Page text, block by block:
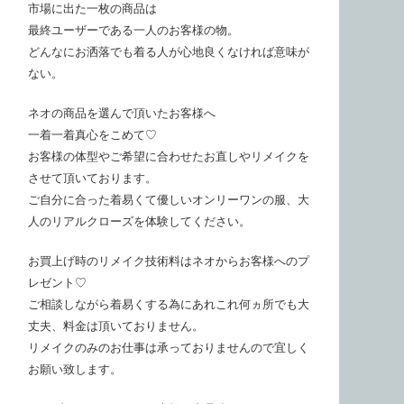
市場に出た一枚の商品は
最終ユーザーである一人のお客様の物。
どんなにお洒落でも着る人が心地良くなければ意味が
ない。
ネオの商品を選んで頂いたお客様へ
一着一着真心をこめて♡
お客様の体型やご希望に合わせたお直しやリメイクを
させて頂いております。
ご自分に合った着易くて優しいオンリーワンの服、大
人のリアルクローズを体験してください。
お買上げ時のリメイク技術料はネオからお客様へのプ
レゼント♡
ご相談しながら着易くする為にあれこれ何ヵ所でも大
丈夫、料金は頂いておりません。
リメイクのみのお仕事は承っておりませんので宜しく
お願い致します。